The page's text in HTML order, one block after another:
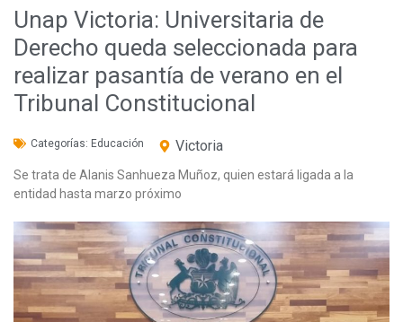
Unap Victoria: Universitaria de
Derecho queda seleccionada para
realizar pasantía de verano en el
Tribunal Constitucional
Categorías: Educación Victoria
Se trata de Alanis Sanhueza Muñoz, quien estará ligada a la
entidad hasta marzo próximo